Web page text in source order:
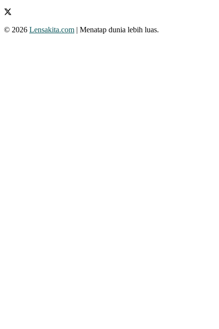
© 2026 Lensakita.com | Menatap dunia lebih luas.